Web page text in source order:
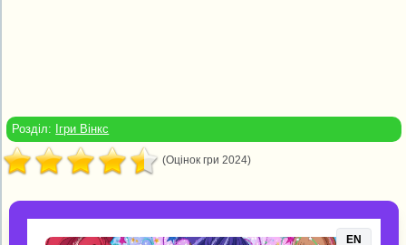
Розділ: Ігри Вінкс
(Оцінок гри 2024)